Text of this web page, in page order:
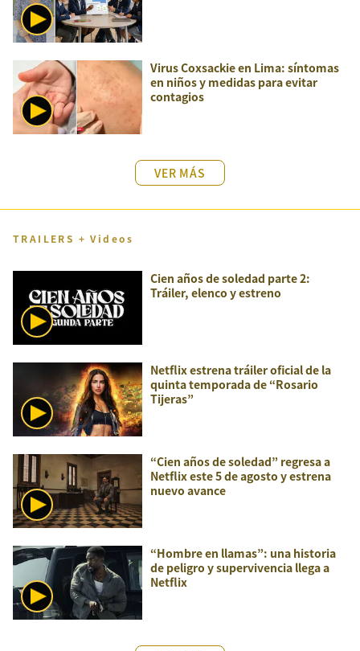
Virus Coxsackie en Lima: síntomas
en niños y medidas para evitar
contagios
VER MÁS
TRAILERS + Videos
Cien años de soledad parte 2:
Tráiler, elenco y estreno
Netflix estrena tráiler oficial de la
quinta temporada de “Rosario
Tijeras”
“Cien años de soledad” regresa a
Netflix este 5 de agosto y estrena
nuevo avance
“Hombre en llamas”: una historia
de peligro y supervivencia llega a
Netflix